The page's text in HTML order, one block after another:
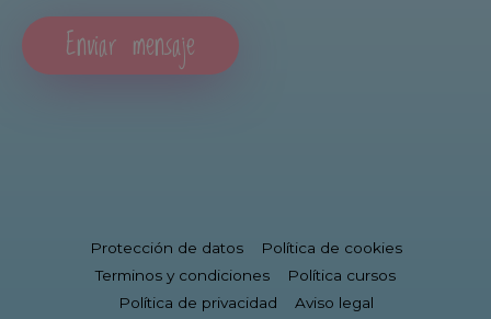
Enviar mensaje
Protección de datos
Política de cookies
Terminos y condiciones
Política cursos
Política de privacidad
Aviso legal